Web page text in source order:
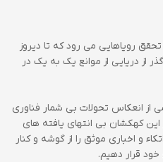
رویاهایی می رود که تا دیروز
از دریایی از موانع یک به یک در
انعکاس تحولات بی شمار فناوری
این کهکشان بی انتهای یافته های
و اخباری موثق را از گوشه و کنار
خود قرار دهیم.